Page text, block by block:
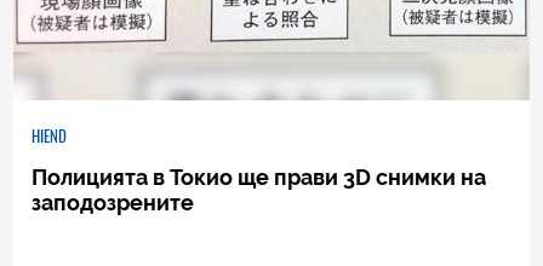
HIEND
Полицията в Токио ще прави 3D снимки на
заподозрените